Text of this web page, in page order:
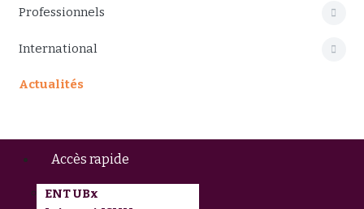
Professionnels
International
Actualités
Accès rapide
ENT UBx